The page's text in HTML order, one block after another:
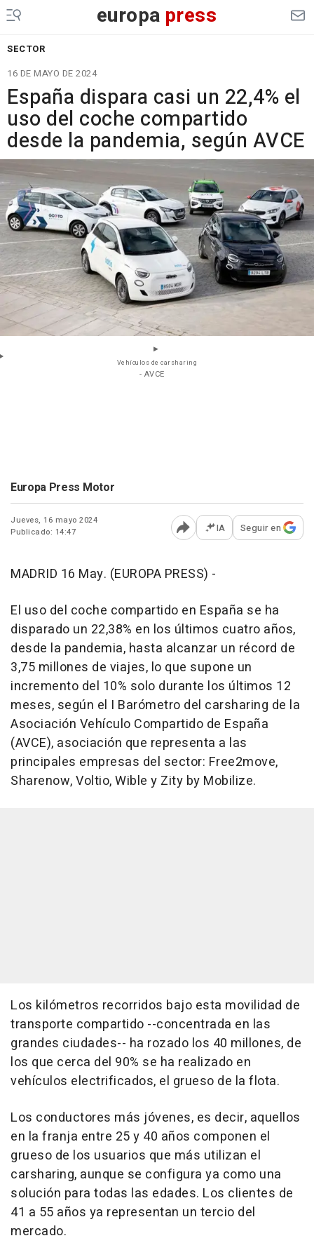
europa press
SECTOR
16 DE MAYO DE 2024
España dispara casi un 22,4% el
uso del coche compartido
desde la pandemia, según AVCE
Vehículos de carsharing
- AVCE
Europa Press Motor
Jueves, 16 mayo 2024
Publicado: 14:47
Abrir opciones para
IA Seguir en
MADRID 16 May. (EUROPA PRESS) -
El uso del coche compartido en España se ha
disparado un 22,38% en los últimos cuatro años,
desde la pandemia, hasta alcanzar un récord de
3,75 millones de viajes, lo que supone un
incremento del 10% solo durante los últimos 12
meses, según el I Barómetro del carsharing de la
Asociación Vehículo Compartido de España
(AVCE), asociación que representa a las
principales empresas del sector: Free2move,
Sharenow, Voltio, Wible y Zity by Mobilize.
Los kilómetros recorridos bajo esta movilidad de
transporte compartido --concentrada en las
grandes ciudades-- ha rozado los 40 millones, de
los que cerca del 90% se ha realizado en
vehículos electrificados, el grueso de la flota.
Los conductores más jóvenes, es decir, aquellos
en la franja entre 25 y 40 años componen el
grueso de los usuarios que más utilizan el
carsharing, aunque se configura ya como una
solución para todas las edades. Los clientes de
41 a 55 años ya representan un tercio del
mercado.